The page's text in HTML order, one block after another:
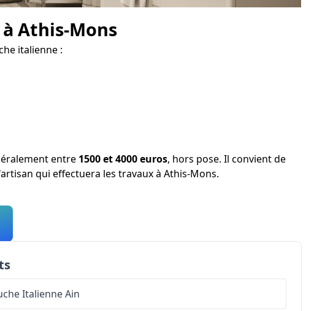
Athis-Mons
italienne :
entre 1500 et 4000 euros, hors pose. Il convient de
qui effectuera les travaux à Athis-Mons.
ItalienneAin